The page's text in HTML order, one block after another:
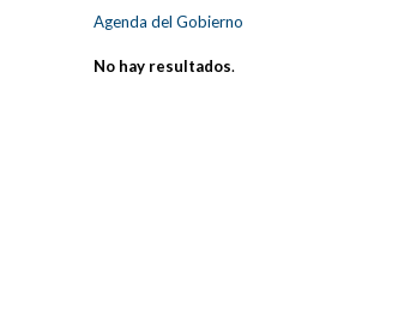
Agenda del Gobierno
No hay resultados.